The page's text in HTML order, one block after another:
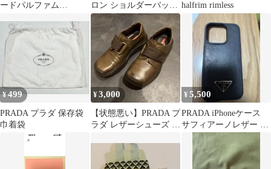
ードパルファム
き)
ロン ショルダーバッ
グ 黒
halfrim rimless
¥499
PRADA プラダ 保存袋
巾着袋
¥3,000
【状態悪い】PRADA プ
ラダ レザーシューズ カ
¥5,500
PRADA iPhoneケース
サフィアーノレザー ブ
ラック